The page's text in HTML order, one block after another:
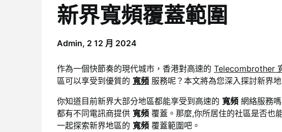
新界寬頻覆蓋範圍
Admin, 2 12 月 2024
作為一個快節奏的現代城市，香港對高速的 Telecombrother
區可以享受到優質的 寬頻 服務呢？本文將為您深入探討新界
你知道目前新界大部分地區都能享受到高速的 寬頻 網絡服務
都有不同電訊商提供 寬頻 覆蓋。那麼,你所居住的社區是否也
一起探索新界地區的 寬頻 覆蓋範圍吧。